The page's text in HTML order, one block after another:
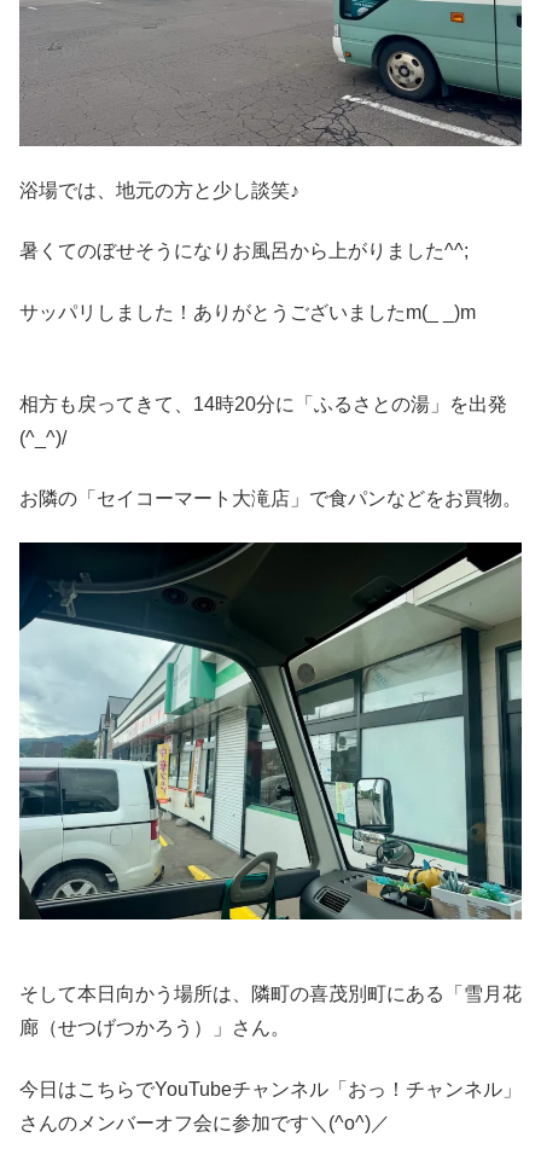
浴場では、地元の方と少し談笑♪
暑くてのぼせそうになりお風呂から上がりました^^;
サッパリしました！ありがとうございましたm(_ _)m
相方も戻ってきて、14時20分に「ふるさとの湯」を出発
(^_^)/
お隣の「セイコーマート大滝店」で食パンなどをお買物。
そして本日向かう場所は、隣町の喜茂別町にある「雪月花
廊（せつげつかろう）」さん。
今日はこちらでYouTubeチャンネル「おっ！チャンネル」
さんのメンバーオフ会に参加です＼(^o^)／